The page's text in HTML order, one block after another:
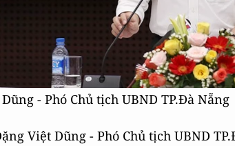
- Phó Chủ tịch UBND TP.Đà Nẵng
Việt Dũng - Phó Chủ tịch UBND